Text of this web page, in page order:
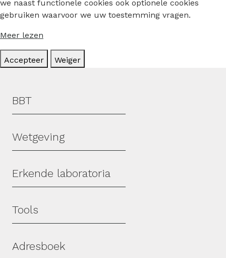
we naast functionele cookies ook optionele cookies
gebruiken waarvoor we uw toestemming vragen.
Meer lezen
Accepteer Weiger
Hoofdmenu
BBT
Wetgeving
Erkende laboratoria
Tools
Adresboek